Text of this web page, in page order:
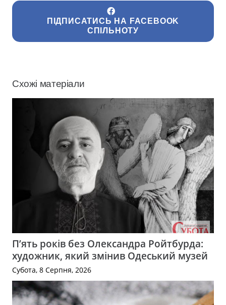
ПІДПИСАТИСЬ НА FACEBOOK
СПІЛЬНОТУ
Схожі матеріали
П’ять років без Олександра Ройтбурда:
художник, який змінив Одеський музей
Субота, 8 Серпня, 2026